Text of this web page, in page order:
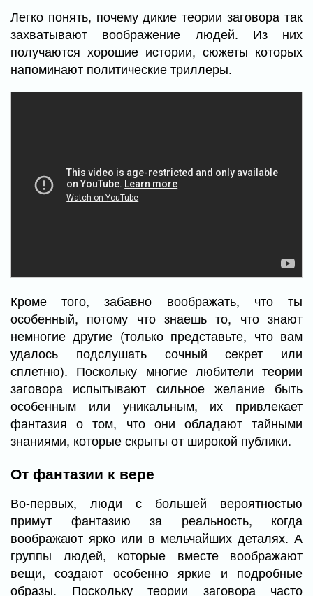
Легко понять, почему дикие теории заговора так
захватывают воображение людей. Из них
получаются хорошие истории, сюжеты которых
напоминают политические триллеры.
Кроме того, забавно воображать, что ты
особенный, потому что знаешь то, что знают
немногие другие (только представьте, что вам
удалось подслушать сочный секрет или
сплетню). Поскольку многие любители теории
заговора испытывают сильное желание быть
особенным или уникальным, их привлекает
фантазия о том, что они обладают тайными
знаниями, которые скрыты от широкой публики.
От фантазии к вере
Во-первых, люди с большей вероятностью
примут фантазию за реальность, когда
воображают ярко или в мельчайших деталях. А
группы людей, которые вместе воображают
вещи, создают особенно яркие и подробные
образы. Поскольку теории заговора часто